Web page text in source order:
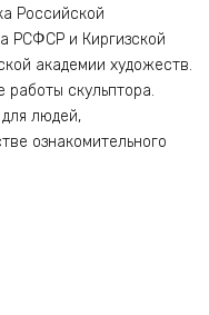
Российской
РСФСР и Киргизской
академии художеств.
работы скульптора.
людей,
ознакомительного